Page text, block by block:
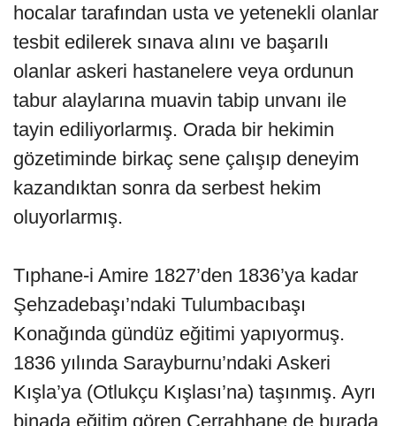
hocalar tarafından usta ve yetenekli olanlar
tesbit edilerek sınava alını ve başarılı
olanlar askeri hastanelere veya ordunun
tabur alaylarına muavin tabip unvanı ile
tayin ediliyorlarmış. Orada bir hekimin
gözetiminde birkaç sene çalışıp deneyim
kazandıktan sonra da serbest hekim
oluyorlarmış.
Tıphane-i Amire 1827’den 1836’ya kadar
Şehzadebaşı’ndaki Tulumbacıbaşı
Konağında gündüz eğitimi yapıyormuş.
1836 yılında Sarayburnu’ndaki Askeri
Kışla’ya (Otlukçu Kışlası’na) taşınmış. Ayrı
binada eğitim gören Cerrahhane de burada